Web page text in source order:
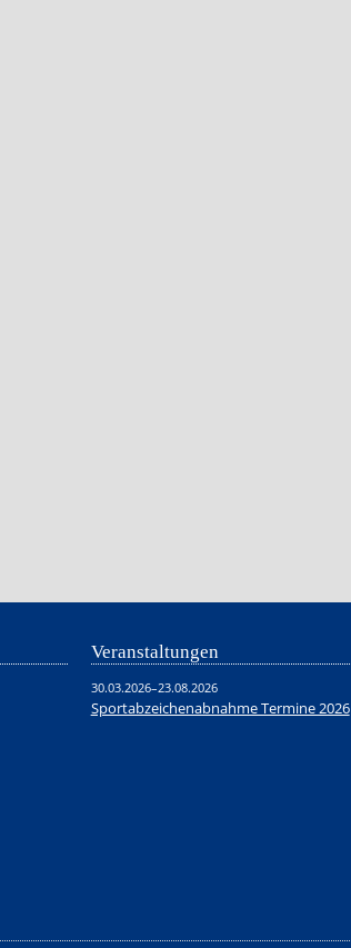
Veranstaltungen
30.03.2026–23.08.2026
Sportabzeichenabnahme Termine 2026